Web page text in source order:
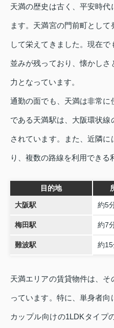
天満の歴史は古く、平安時
ます。天満宮の門前町とし
して栄えてきました。現在
並みが残っており、懐かし
力となっています。
通勤の面でも、天満は非常
である天満駅は、大阪環状
されています。また、近隣
り、複数の路線を利用できる
目的地
大阪駅 約5
梅田駅 約7
難波駅 約
天満エリアの賃貸物件は、
っています。特に、単身者向
カップル向けの1LDKタイプ